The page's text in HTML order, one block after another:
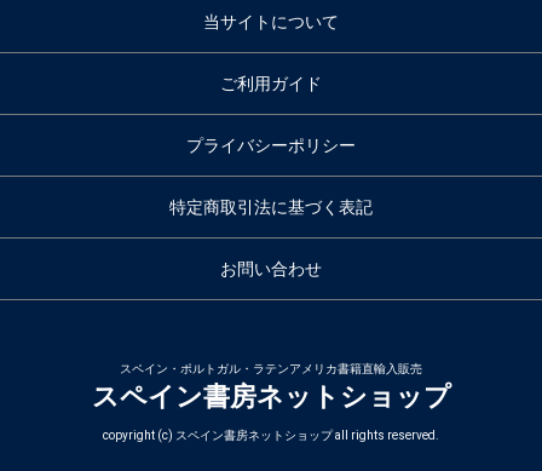
当サイトについて
ご利用ガイド
プライバシーポリシー
特定商取引法に基づく表記
お問い合わせ
スペイン・ポルトガル・ラテンアメリカ書籍直輸入販売
スペイン書房ネットショップ
copyright (c) スペイン書房ネットショップ all rights reserved.